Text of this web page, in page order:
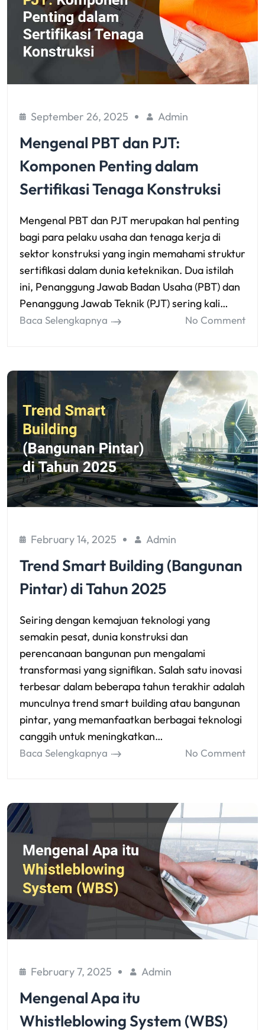
September 26, 2025 Admin
Mengenal PBT dan PJT:
Komponen Penting dalam
Sertifikasi Tenaga Konstruksi
Mengenal PBT dan PJT merupakan hal penting
bagi para pelaku usaha dan tenaga kerja di
sektor konstruksi yang ingin memahami struktur
sertifikasi dalam dunia keteknikan. Dua istilah
ini, Penanggung Jawab Badan Usaha (PBT) dan
Penanggung Jawab Teknik (PJT) sering kali…
Baca Selengkapnya No Comment
February 14, 2025 Admin
Trend Smart Building (Bangunan
Pintar) di Tahun 2025
Seiring dengan kemajuan teknologi yang
semakin pesat, dunia konstruksi dan
perencanaan bangunan pun mengalami
transformasi yang signifikan. Salah satu inovasi
terbesar dalam beberapa tahun terakhir adalah
munculnya trend smart building atau bangunan
pintar, yang memanfaatkan berbagai teknologi
canggih untuk meningkatkan…
Baca Selengkapnya No Comment
February 7, 2025 Admin
Mengenal Apa itu
Whistleblowing System (WBS)